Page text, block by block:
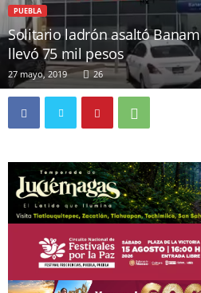
PUEBLA
Solitario ladrón asaltó
llevó 75 mil pesos
27 mayo, 2019 26